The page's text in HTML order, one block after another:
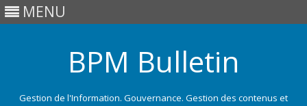
MENU
BPM Bulletin
Gestion de l'Information. Gouvernance. Gestion des contenus et